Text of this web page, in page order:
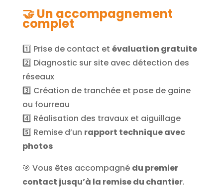
🤝 Un accompagnement
complet
1️⃣ Prise de contact et évaluation gratuite
2️⃣ Diagnostic sur site avec détection des
réseaux
3️⃣ Création de tranchée et pose de gaine
ou fourreau
4️⃣ Réalisation des travaux et aiguillage
5️⃣ Remise d’un rapport technique avec
photos
🎯 Vous êtes accompagné du premier
contact jusqu’à la remise du chantier.